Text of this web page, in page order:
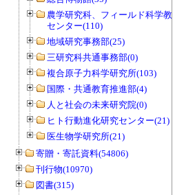
農学研究科、フィールド科学教育研究
センター(110)
地域研究事務部(25)
三研究科共通事務部(0)
複合原子力科学研究所(103)
国際・共通教育推進部(4)
人と社会の未来研究院(0)
ヒト行動進化研究センター(21)
医生物学研究所(21)
寄贈・寄託資料(54806)
刊行物(10970)
図書(315)